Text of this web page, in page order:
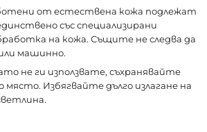
от естествена кожа подлежат
със специализирани
на кожа. Същите не следва да
машинно.
не ги използвате, съхранявайте
място. Избягвайте дълго излагане на